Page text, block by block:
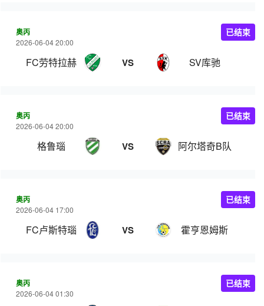
奥丙
2026-06-04 20:00
FC劳特拉赫 VS SV库驰
已结束
奥丙
2026-06-04 20:00
格鲁瑙 VS 阿尔塔奇B队
已结束
奥丙
2026-06-04 17:00
FC卢斯特瑙 VS 霍亨恩姆斯
已结束
奥丙
2026-06-04 01:30
已结束